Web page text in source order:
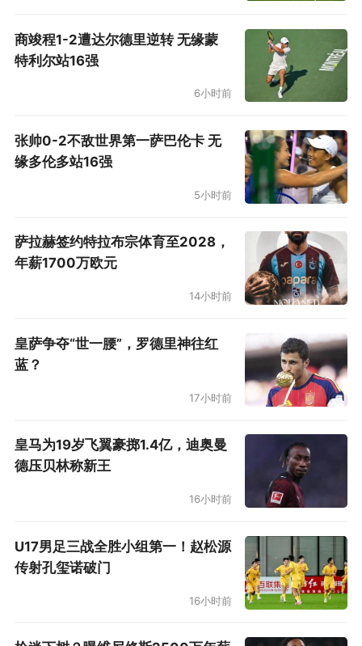
商竣程1-2遭达尔德里逆转 无缘蒙
特利尔站16强
6小时前
张帅0-2不敌世界第一萨巴伦卡 无
缘多伦多站16强
5小时前
萨拉赫签约特拉布宗体育至2028，
年薪1700万欧元
14小时前
皇萨争夺“世一腰”，罗德里神往红
蓝？
17小时前
皇马为19岁飞翼豪掷1.4亿，迪奥曼
德压贝林称新王
16小时前
U17男足三战全胜小组第一！赵松源
传射孔玺诺破门
16小时前